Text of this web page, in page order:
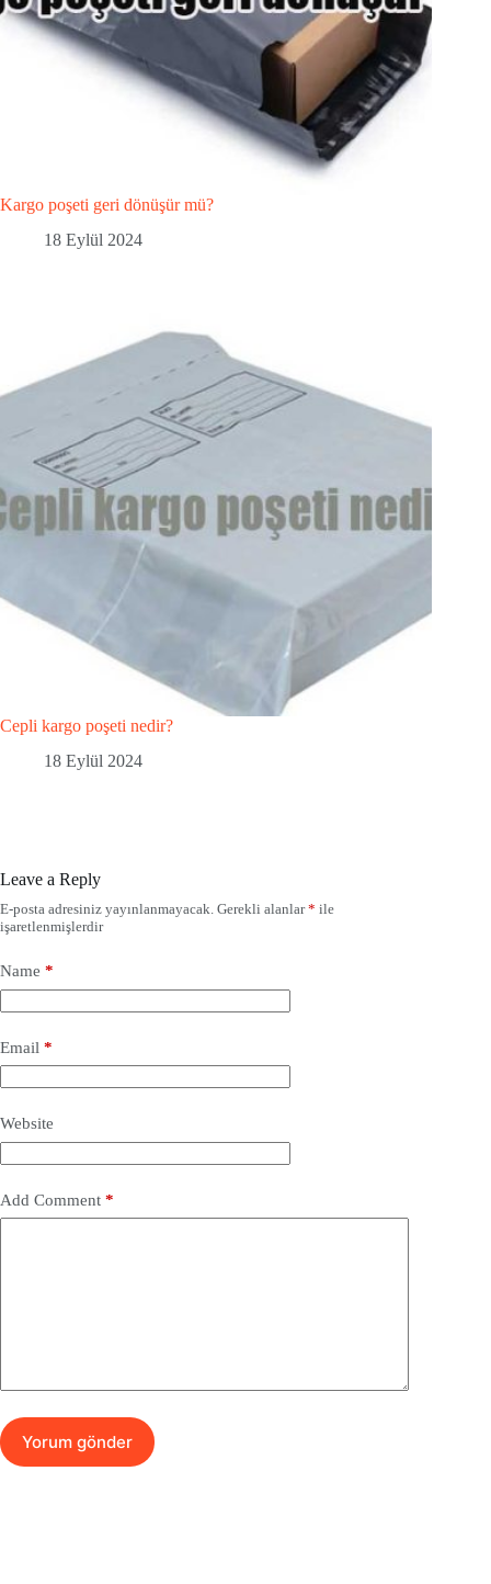
Kargo poşeti geri dönüşür mü?
18 Eylül 2024
Cepli kargo poşeti nedir?
18 Eylül 2024
Leave a Reply
E-posta adresiniz yayınlanmayacak. Gerekli alanlar* ile
işaretlenmişlerdir
Name *
Email *
Website
Add Comment *
Yorum gönder